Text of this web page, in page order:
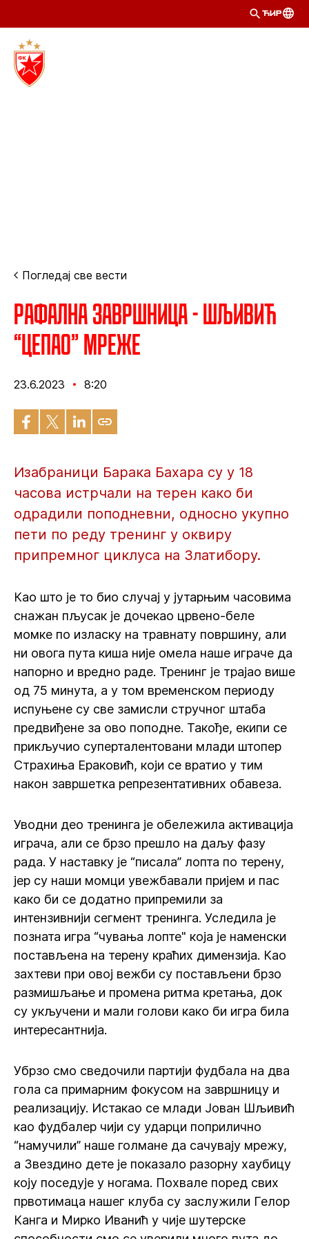
ЋИР
Погледај све вести
Рафална завршница - Шљивић
“цепао” мреже
23.6.2023 8:20
Изабраници Барака Бахара су у 18
часова истрчали на терен како би
одрадили поподневни, односно укупно
пети по реду тренинг у оквиру
припремног циклуса на Златибору.
Као што је то био случај у јутарњим часовима
снажан пљусак је дочекао црвено-беле
момке по изласку на травнату површину, али
ни овога пута киша није омела наше играче да
напорно и вредно раде. Тренинг је трајао више
од 75 минута, а у том временском периоду
испуњене су све замисли стручног штаба
предвиђене за ово поподне. Такође, екипи се
прикључио суперталентовани млади штопер
Страхиња Ераковић, који се вратио у тим
након завршетка репрезентативних обавеза.
Уводни део тренинга је обележила активација
играча, али се брзо прешло на даљу фазу
рада. У наставку је “писала” лопта по терену,
јер су наши момци увежбавали пријем и пас
како би се додатно припремили за
интензивнији сегмент тренинга. Уследила је
позната игра “чувања лопте" која је наменски
постављена на терену краћих димензија. Као
захтеви при овој вежби су постављени брзо
размишљање и промена ритма кретања, док
су укључени и мали голови како би игра била
интересантнија.
Убрзо смо сведочили партији фудбала на два
гола са примарним фокусом на завршницу и
реализацију. Истакао се млади Јован Шљивић
као фудбалер чији су ударци поприлично
“намучили” наше голмане да сачувају мрежу,
а Звездино дете је показало разорну хаубицу
коју поседује у ногама. Похвале поред свих
првотимаца нашег клуба су заслужили Гелор
Канга и Мирко Иванић у чије шутерске